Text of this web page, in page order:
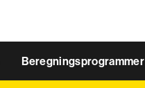
Beregningsprogrammer